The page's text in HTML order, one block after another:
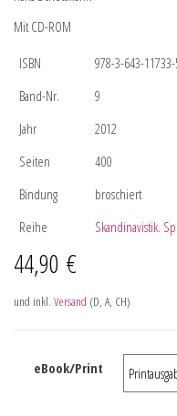
Mit CD-ROM
ISBN
978-3-643-
Band-Nr.
9
Jahr
2012
Seiten
400
Bindung
broschiert
Reihe
Skandinavistik.
44,90 €
und inkl. Versand (D, A, CH)
eBook/Print